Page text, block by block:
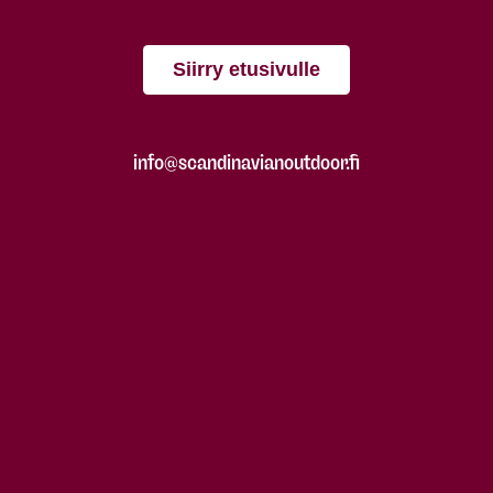
Siirry etusivulle
info@scandinavianoutdoor.fi